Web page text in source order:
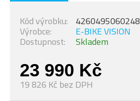
23 990 Kč
19 826 Kč bez DPH
Dostupnost: Skladem
Výrobce: E-BIKE VISION
Kód výrobku: 4260495060248